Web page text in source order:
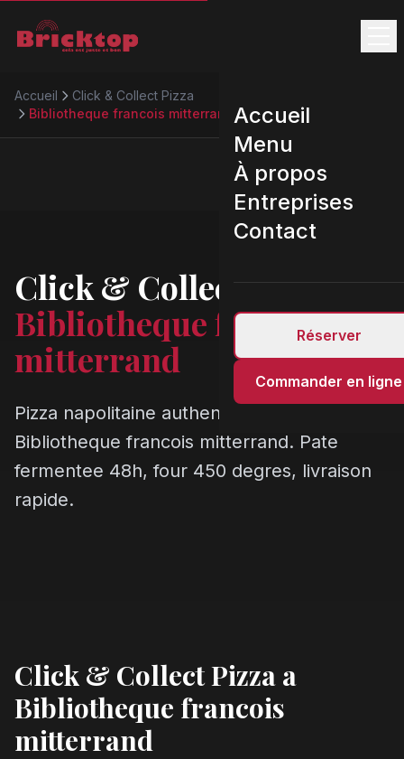
Accueil
Menu
À propos
Entreprises
Contact
Réserver
Commander en ligne
Accueil
Click & Collect Pizza
Bibliotheque francois mitterrand
Click & Collect Pizza
Bibliotheque francois
mitterrand
Pizza napolitaine authentique a
Bibliotheque francois mitterrand. Pate
fermentee 48h, four 450 degres, livraison
rapide.
Click & Collect Pizza a
Bibliotheque francois
mitterrand